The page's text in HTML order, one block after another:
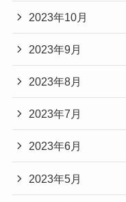
2023年10月
2023年9月
2023年8月
2023年7月
2023年6月
2023年5月